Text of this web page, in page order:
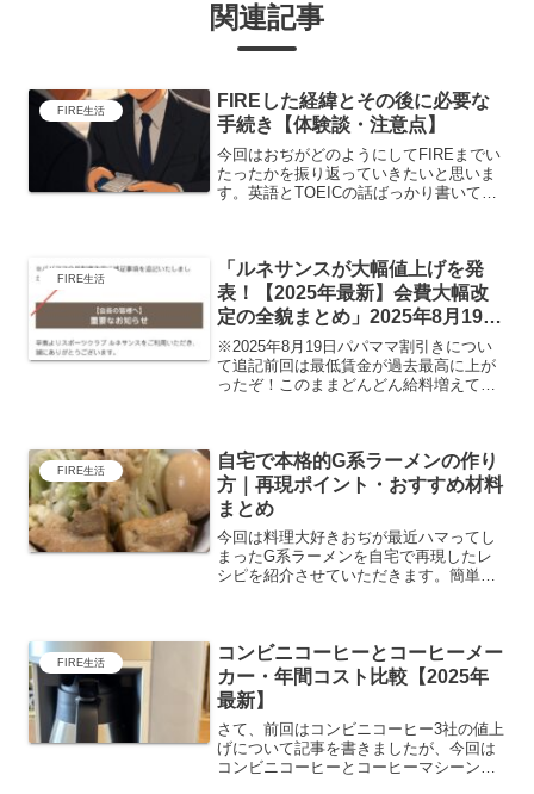
関連記事
FIRE生活
FIREした経緯とその後に必要な
手続き【体験談・注意点】
今回はおぢがどのようにしてFIREまでい
たったかを振り返っていきたいと思いま
す。英語とTOEICの話ばっかり書いてい
させてい...
FIRE生活
「ルネサンスが大幅値上げを発
表！【2025年最新】会費大幅改
定の全貌まとめ」2025年8月19日
追記
※2025年8月19日パパママ割引きについ
て追記前回は最低賃金が過去最高に上が
ったぞ！このままどんどん給料増えてい
クラブルネサンスに...
FIRE生活
自宅で本格的G系ラーメンの作り
方｜再現ポイント・おすすめ材料
まとめ
今回は料理大好きおぢが最近ハマってし
まったG系ラーメンを自宅で再現したレ
シピを紹介させていただきます。簡単・
様は挑戦してみてください...
FIRE生活
コンビニコーヒーとコーヒーメー
カー・年間コスト比較【2025年
最新】
さて、前回はコンビニコーヒー3社の値上
げについて記事を書きましたが、今回は
コンビニコーヒーとコーヒーマシーンと